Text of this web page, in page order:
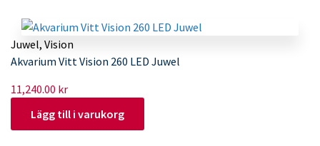
Juwel, Vision
Akvarium Vitt Vision 260 LED Juwel
11,240.00 kr
Lägg till i varukorg